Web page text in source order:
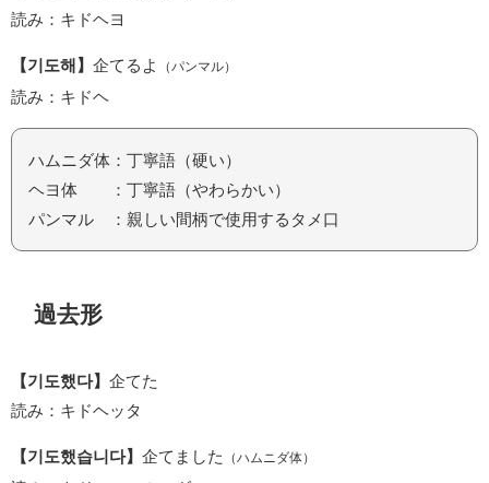
読み：キドヘヨ
【기도해】 企てるよ （パンマル）
読み：キドヘ
ハムニダ体：丁寧語（硬い）
ヘヨ体 ：丁寧語（やわらかい）
パンマル ：親しい間柄で使用するタメ口
過去形
【기도했다】 企てた
読み：キドヘッタ
【기도했습니다】 企てました （ハムニダ体）